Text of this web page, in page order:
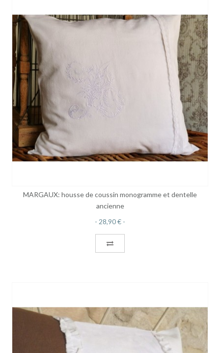
MARGAUX: housse de coussin monogramme et dentelle
ancienne
28,90 €